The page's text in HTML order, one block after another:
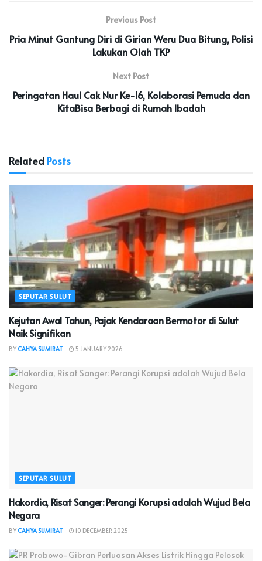
Previous Post
Pria Minut Gantung Diri di Girian Weru Dua Bitung, Polisi
Lakukan Olah TKP
Next Post
Peringatan Haul Cak Nur Ke-16, Kolaborasi Pemuda dan
KitaBisa Berbagi di Rumah Ibadah
Related Posts
SEPUTAR SULUT
Kejutan Awal Tahun, Pajak Kendaraan Bermotor di Sulut
Naik Signifikan
BYCAHYA SUMIRAT 5 JANUARY 2026
SEPUTAR SULUT
Hakordia, Risat Sanger: Perangi Korupsi adalah Wujud Bela
Negara
BYCAHYA SUMIRAT 10 DECEMBER 2025